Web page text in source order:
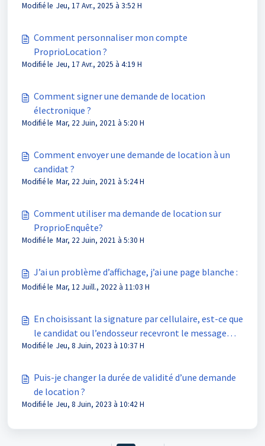
Modifié le Jeu, 17 Avr., 2025 à 3:52 H
Comment personnaliser mon compte
ProprioLocation ?
Modifié le Jeu, 17 Avr., 2025 à 4:19 H
Comment signer une demande de location
électronique ?
Modifié le Mar, 22 Juin, 2021 à 5:20 H
Comment envoyer une demande de location à un
candidat ?
Modifié le Mar, 22 Juin, 2021 à 5:24 H
Comment utiliser ma demande de location sur
ProprioEnquête?
Modifié le Mar, 22 Juin, 2021 à 5:30 H
J’ai un problème d’affichage, j’ai une page blanche :
Modifié le Mar, 12 Juill., 2022 à 11:03 H
En choisissant la signature par cellulaire, est-ce que
le candidat ou l’endosseur recevront le message
texte (SMS) s’ils ont un numéro aux États-Unis ?
Modifié le Jeu, 8 Juin, 2023 à 10:37 H
Puis-je changer la durée de validité d’une demande
de location ?
Modifié le Jeu, 8 Juin, 2023 à 10:42 H